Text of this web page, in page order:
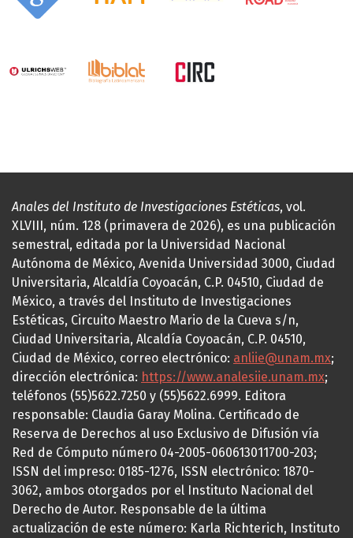
Anales del Instituto de Investigaciones Estéticas, vol.
XLVIII, núm. 128 (primavera de 2026), es una publicación
semestral, editada por la Universidad Nacional
Autónoma de México, Avenida Universidad 3000, Ciudad
Universitaria, Alcaldía Coyoacán, C.P. 04510, Ciudad de
México, a través del Instituto de Investigaciones
Estéticas, Circuito Maestro Mario de la Cueva s/n,
Ciudad Universitaria, Alcaldía Coyoacán, C.P. 04510,
Ciudad de México, correo electrónico: anliie@unam.mx;
dirección electrónica: https://www.analesiie.unam.mx;
teléfonos (55)5622.7250 y (55)5622.6999. Editora
responsable: Claudia Garay Molina. Certificado de
Reserva de Derechos al uso Exclusivo de Difusión vía
Red de Cómputo número 04-2005-060613011700-203;
ISSN del impreso: 0185-1276, ISSN electrónico: 1870-
3062, ambos otorgados por el Instituto Nacional del
Derecho de Autor. Responsable de la última
actualización de este número: Karla Richterich, Instituto